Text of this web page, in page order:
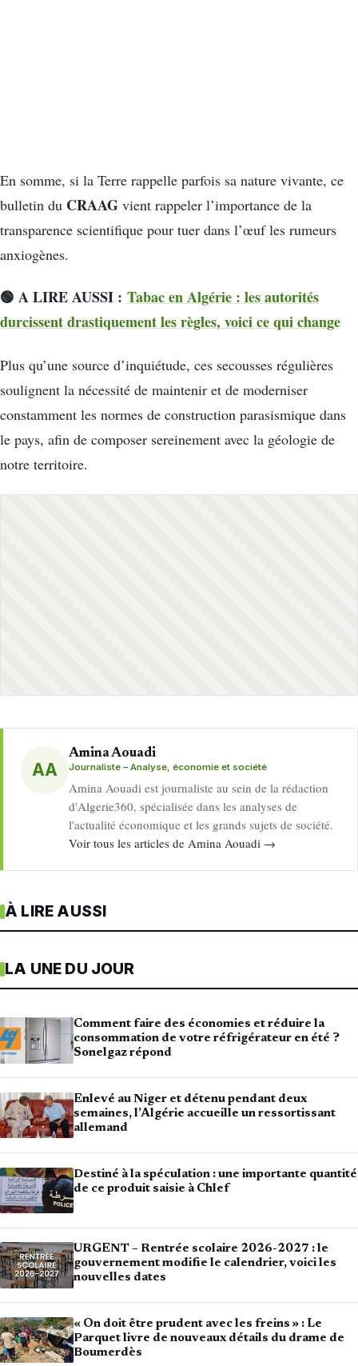
En somme, si la Terre rappelle parfois sa nature vivante, ce
bulletin du CRAAG vient rappeler l’importance de la
transparence scientifique pour tuer dans l’œuf les rumeurs
anxiogènes.
🟢 A LIRE AUSSI : Tabac en Algérie : les autorités
durcissent drastiquement les règles, voici ce qui change
Plus qu’une source d’inquiétude, ces secousses régulières
soulignent la nécessité de maintenir et de moderniser
constamment les normes de construction parasismique dans
le pays, afin de composer sereinement avec la géologie de
notre territoire.
AA
Amina Aouadi
Journaliste – Analyse, économie et société
Amina Aouadi est journaliste au sein de la rédaction
d'Algerie360, spécialisée dans les analyses de
l'actualité économique et les grands sujets de société.
Voir tous les articles de Amina Aouadi →
À LIRE AUSSI
LA UNE DU JOUR
Comment faire des économies et réduire la
consommation de votre réfrigérateur en été ?
Sonelgaz répond
Enlevé au Niger et détenu pendant deux
semaines, l’Algérie accueille un ressortissant
allemand
Destiné à la spéculation : une importante quantité
de ce produit saisie à Chlef
URGENT – Rentrée scolaire 2026-2027 : le
gouvernement modifie le calendrier, voici les
nouvelles dates
« On doit être prudent avec les freins » : Le
Parquet livre de nouveaux détails du drame de
Boumerdès